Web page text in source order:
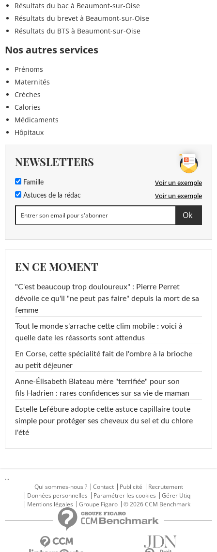
Résultats du bac à Beaumont-sur-Oise
Résultats du brevet à Beaumont-sur-Oise
Résultats du BTS à Beaumont-sur-Oise
Nos autres services
Prénoms
Maternités
Crèches
Calories
Médicaments
Hôpitaux
NEWSLETTERS
Famille Voir un exemple
Astuces de la rédac Voir un exemple
EN CE MOMENT
"C'est beaucoup trop douloureux" : Pierre Perret
dévoile ce qu'il "ne peut pas faire" depuis la mort de sa
femme
Tout le monde s'arrache cette clim mobile : voici à
quelle date les réassorts sont attendus
En Corse, cette spécialité fait de l'ombre à la brioche
au petit déjeuner
Anne-Élisabeth Blateau mère "terrifiée" pour son
fils Hadrien : rares confidences sur sa vie de maman
Estelle Lefébure adopte cette astuce capillaire toute
simple pour protéger ses cheveux du sel et du chlore
l'été
...
Qui sommes-nous ?
Contact Publicité
Recrutement
Données personnelles
Paramétrer les cookies
Gérer Utiq
Mentions légales
Groupe Figaro © 2026 CCM Benchmark